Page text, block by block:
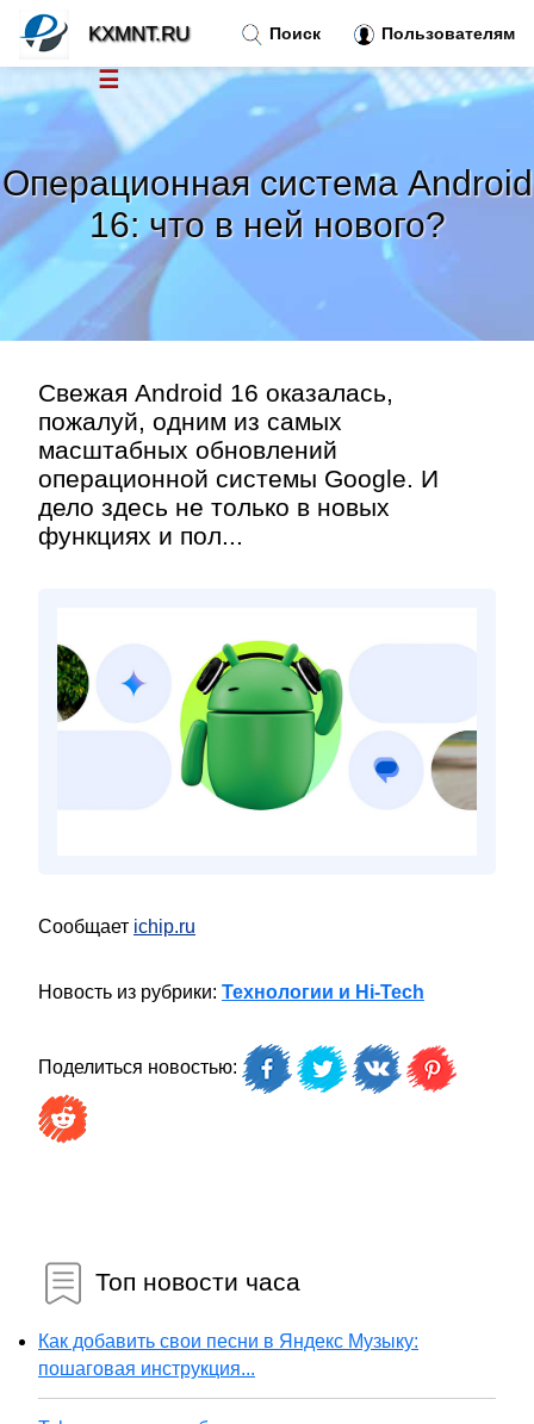
Операционная система Android
16: что в ней нового?
Свежая Android 16 оказалась,
пожалуй, одним из самых
масштабных обновлений
операционной системы Google. И
дело здесь не только в новых
функциях и пол...
Сообщает ichip.ru
Новость из рубрики: Технологии и Hi-Tech
Поделиться новостью:
Топ новости часа
Как добавить свои песни в Яндекс Музыку:
пошаговая инструкция...
Поиск Пользователям
KXMNT.RU
☰
Новости
Тренды новостей»
Рубрики»
Правила»
Контакт»